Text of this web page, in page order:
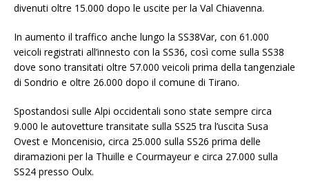
divenuti oltre 15.000 dopo le uscite per la Val Chiavenna.
In aumento il traffico anche lungo la SS38Var, con 61.000
veicoli registrati all’innesto con la SS36, così come sulla SS38
dove sono transitati oltre 57.000 veicoli prima della tangenziale
di Sondrio e oltre 26.000 dopo il comune di Tirano.
Spostandosi sulle Alpi occidentali sono state sempre circa
9.000 le autovetture transitate sulla SS25 tra l’uscita Susa
Ovest e Moncenisio, circa 25.000 sulla SS26 prima delle
diramazioni per la Thuille e Courmayeur e circa 27.000 sulla
SS24 presso Oulx.